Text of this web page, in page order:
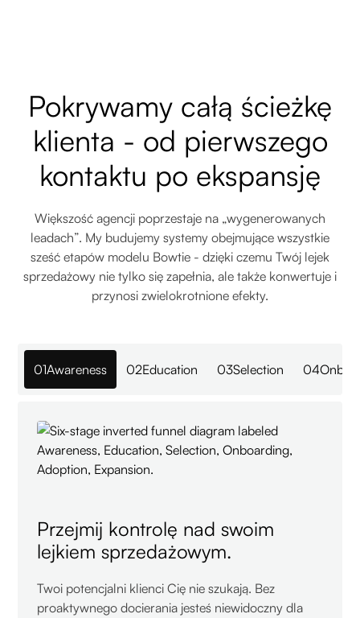
Pokrywamy całą ścieżkę
klienta - od pierwszego
kontaktu po ekspansję
Większość agencji poprzestaje na „wygenerowanych
leadach”. My budujemy systemy obejmujące wszystkie
sześć etapów modelu Bowtie - dzięki czemu Twój lejek
sprzedażowy nie tylko się zapełnia, ale także konwertuje i
przynosi zwielokrotnione efekty.
01Awareness 02Education 03Selection 04
Przejmij kontrolę nad swoim
lejkiem sprzedażowym.
Twoi potencjalni klienci Cię nie szukają. Bez
proaktywnego docierania jesteś niewidoczny dla